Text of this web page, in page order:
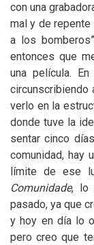
con una
mal y de repente
a los
entonces que
una película. En
circunscribiendo
verlo en la
donde tuve la
sentar cinco
comunidad, hay
límite de ese
Comunidade, lo
pasado, ya que
y hoy en día lo
pero creo que